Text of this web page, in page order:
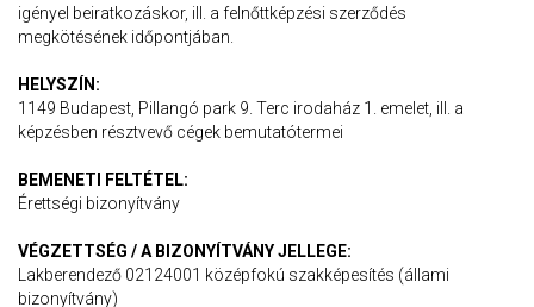
igényel beiratkozáskor, ill. a felnőttképzési szerződés
megkötésének időpontjában.
HELYSZÍN:
1149 Budapest, Pillangó park 9. Terc irodaház 1. emelet, ill. a
képzésben résztvevő cégek bemutatótermei
BEMENETI FELTÉTEL:
Érettségi bizonyítvány
VÉGZETTSÉG / A BIZONYÍTVÁNY JELLEGE:
Lakberendező 02124001 középfokú szakképesítés (állami
bizonyítvány)